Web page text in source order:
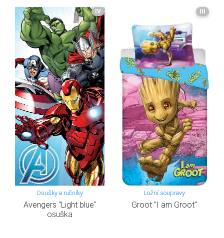
IV
Osušky a ručníky
Avengers "Light blue"
osuška
III
Ložní soupravy
Groot "I am Groot"